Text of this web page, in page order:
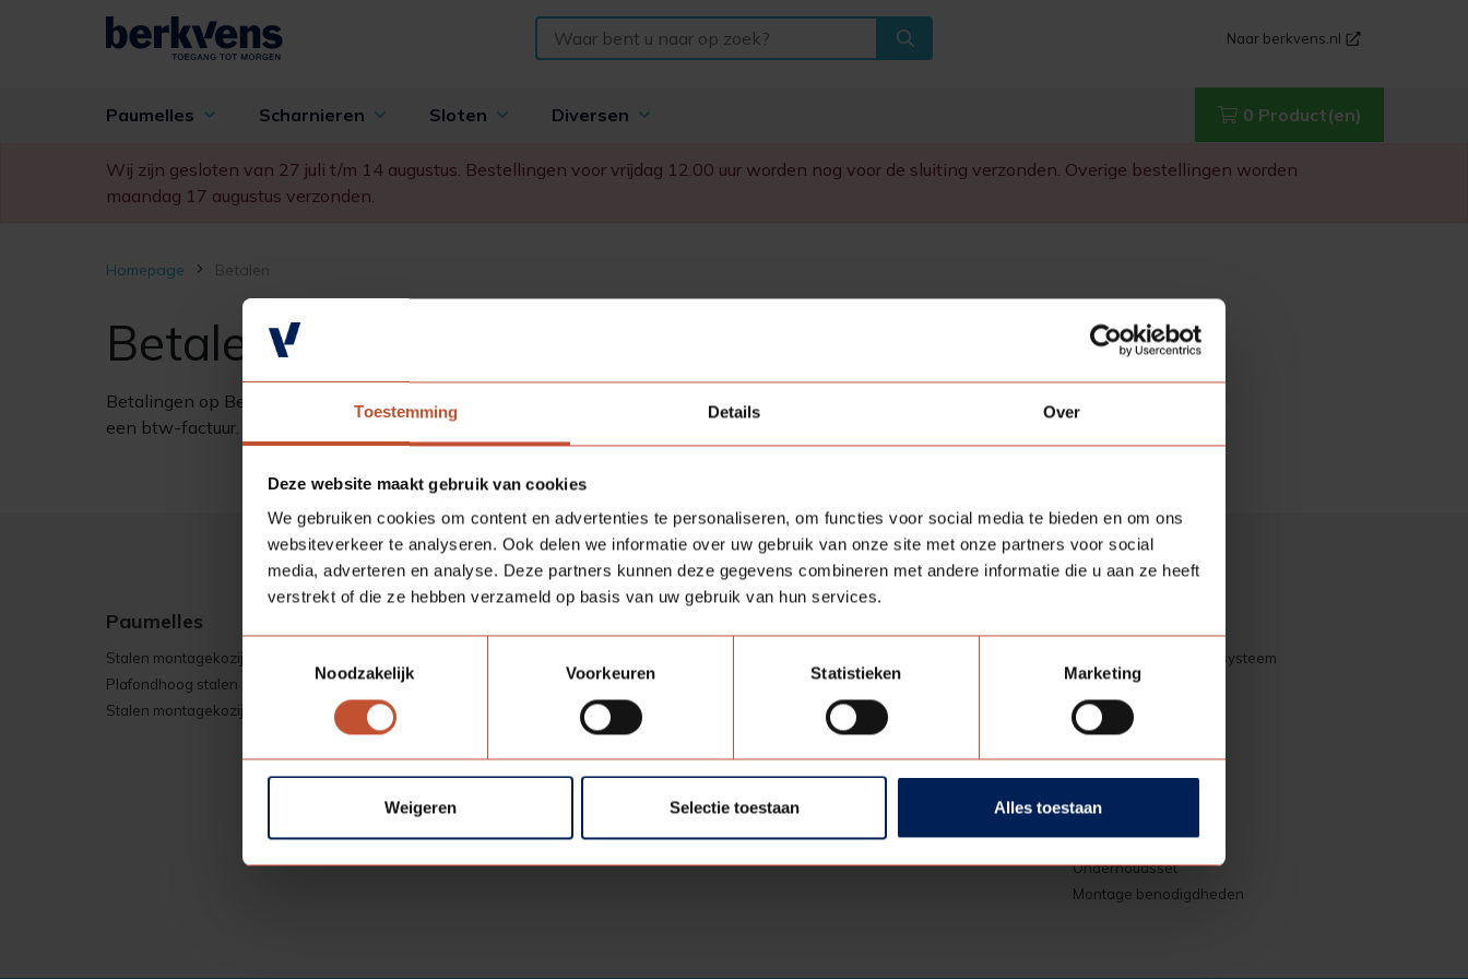
Toestemming Details Over
Deze website maakt gebruik van cookies
We gebruiken cookies om content en advertenties te personaliseren, om functies voor social media te bieden en om ons
websiteverkeer te analyseren. Ook delen we informatie over uw gebruik van onze site met onze partners voor social
media, adverteren en analyse. Deze partners kunnen deze gegevens combineren met andere informatie die u aan ze heeft
verstrekt of die ze hebben verzameld op basis van uw gebruik van hun services.
Noodzakelijk
Voorkeuren Statistieken Marketing
Weigeren Selectie toestaan Alles toestaan
Naar berkvens.nl
Paumelles Scharnieren Sloten Diversen 0 Product(en)
Wij zijn gesloten van 27 juli t/m 14 augustus. Bestellingen voor vrijdag 12.00 uur worden nog voor de sluiting verzonden. Overige bestellingen worden
maandag 17 augustus verzonden.
Homepage Betalen
Betalen
Betalingen op Berkvensshop.nl lopen uitsluitend via iDeal. Je ontvangt automatisch na je bestelling
een btw-factuur.
Paumelles
Stalen montagekozijn
Plafondhoog stalen montagekozijn
Stalen montagekozijn utiliteitsbouw
Houten montagekozijn
Plafondhoog houten montagekozijn
Stalen montagekozijn utiliteitsbouw
Vrij/bezet slot
Dag- en nachtslot
Losse sleutel
Vari-Doors schuifdeursysteem
Afdekkapjes
Glaslatten
Sluitplaatjes
Kozijnbuffer dopjes
Lakstiften
Ventilatieroosters
Onderhoudsset
Montage benodigdheden